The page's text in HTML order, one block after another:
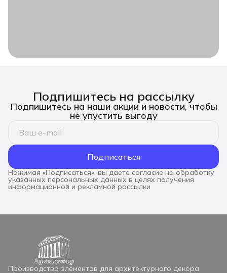
Подпишитесь на рассылку
Подпишитесь на наши акции и новости, чтобы
не упустить выгоду
Подписаться
Нажимая «Подписаться», вы даете согласие на обработку
указанных персональных данных в целях получения
информационной и рекламной рассылки
Производство элементов для архитектурного декора